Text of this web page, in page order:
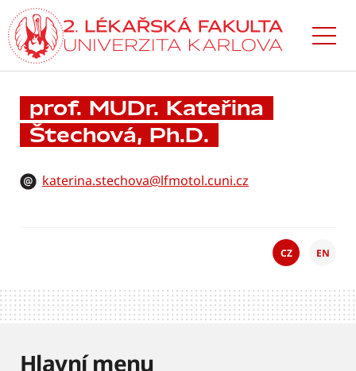
Přejít
k hlavnímu
obsahu
prof. MUDr. Kateřina
Štechová, Ph.D.
katerina.stechova@lfmotol.cuni.cz
CZ EN
Hlavní menu